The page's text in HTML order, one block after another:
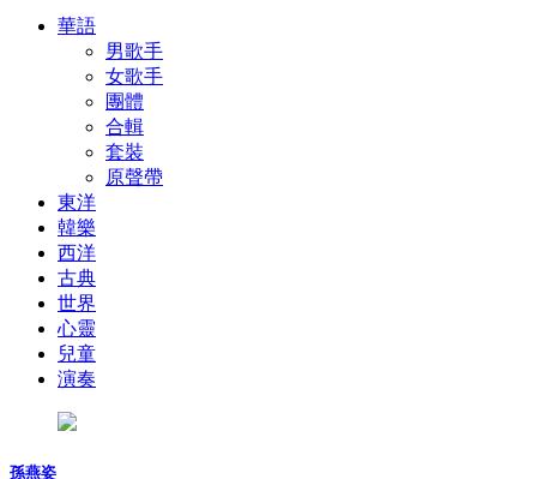
華語
男歌手
女歌手
團體
合輯
套裝
原聲帶
東洋
韓樂
西洋
古典
世界
心靈
兒童
演奏
孫燕姿